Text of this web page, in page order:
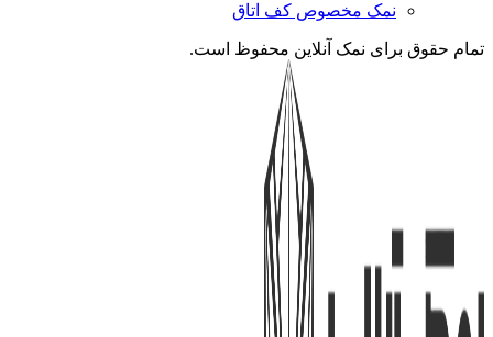
نمک مخصوص کف اتاق
تمام حقوق برای نمک آنلاین محفوظ است.